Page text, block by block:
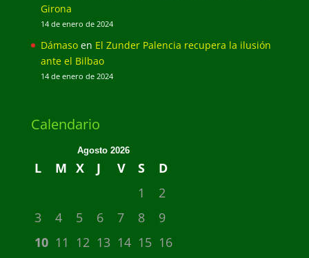
Girona
14 de enero de 2024
Dámasoen El Zunder Palencia recupera la ilusión
ante el Bilbao
14 de enero de 2024
Calendario
Agosto 2026
L M X J V S
D
1
2
3
4 5 6 7 8
9
10 11 12 13 14 15 16